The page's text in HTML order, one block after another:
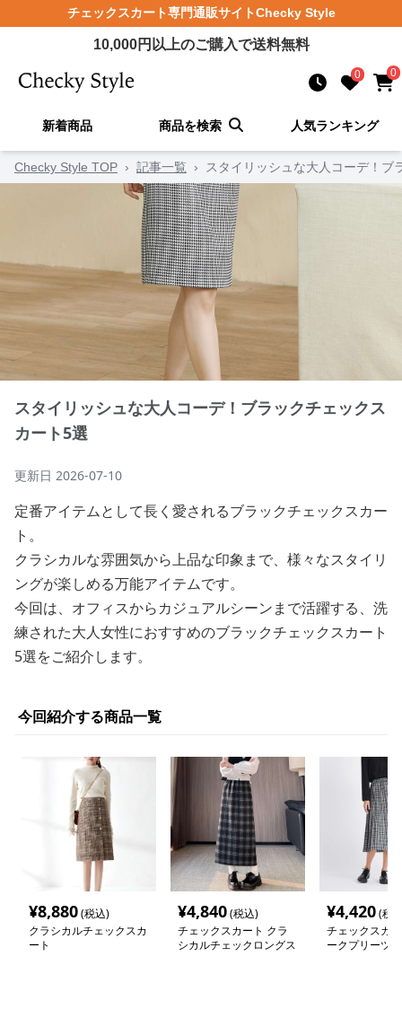
チェックスカート専門通販サイトChecky Style
10,000円以上のご購入で送料無料
0 0
新着商品 商品を検索 人気ランキング
Checky Style TOP › 記事一覧 › スタイリッシュな大人コーデ！ブ
スタイリッシュな大人コーデ！ブラックチェックス
カート5選
更新日 2026-07-10
定番アイテムとして長く愛されるブラックチェックスカー
ト。
クラシカルな雰囲気から上品な印象まで、様々なスタイリ
ングが楽しめる万能アイテムです。
今回は、オフィスからカジュアルシーンまで活躍する、洗
練された大人女性におすすめのブラックチェックスカート
5選をご紹介します。
今回紹介する商品一覧
¥8,880(税込)
クラシカルチェックスカ
ート
¥4,840(税込)
チェックスカート クラ
シカルチェックロングス
¥4,420(税
チェックスカ
ークプリーツ